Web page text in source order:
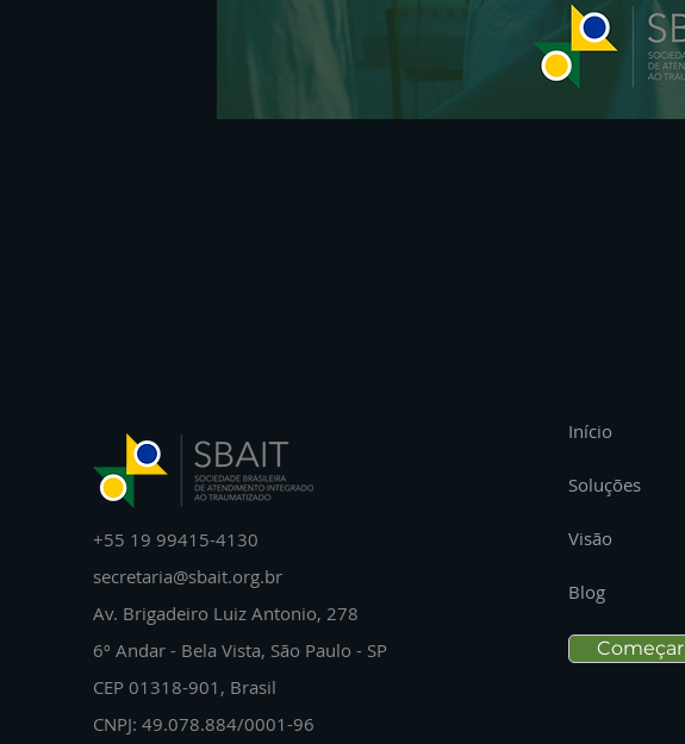
+55 19 99415-4130
secretaria@sbait.org.br
Av. Brigadeiro Luiz Antonio, 278
6º Andar - Bela Vista, São Paulo - SP
CEP 01318-901, Brasil
CNPJ: 49.078.884/0001-96
Início
Soluções
Visão
Blog
Começar